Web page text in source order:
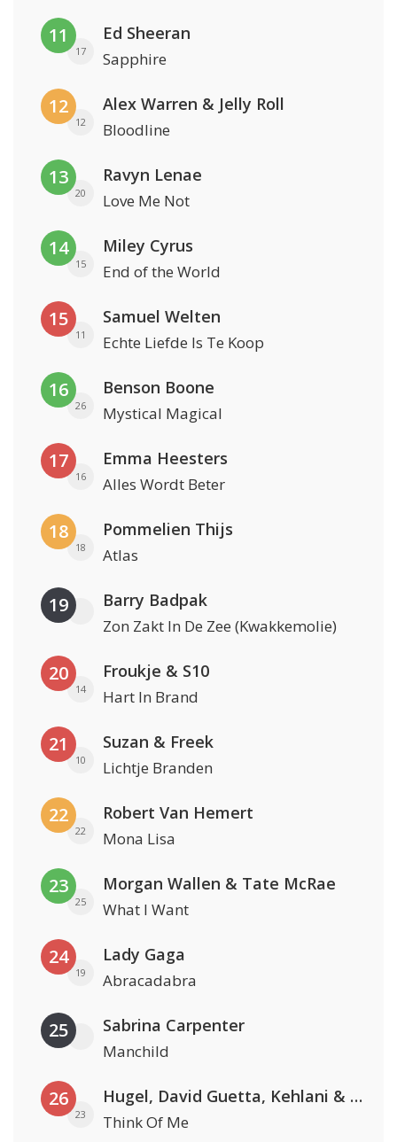
11
17
Ed Sheeran
Sapphire
12
12
Alex Warren & Jelly Roll
Bloodline
13
20
Ravyn Lenae
Love Me Not
14
15
Miley Cyrus
End of the World
15
11
Samuel Welten
Echte Liefde Is Te Koop
16
26
Benson Boone
Mystical Magical
17
16
Emma Heesters
Alles Wordt Beter
18
18
Pommelien Thijs
Atlas
19 Barry Badpak
Zon Zakt In De Zee (Kwakkemolie)
20
14
Froukje & S10
Hart In Brand
21
10
Suzan & Freek
Lichtje Branden
22
22
Robert Van Hemert
Mona Lisa
23
25
Morgan Wallen & Tate McRae
What I Want
24
19
Lady Gaga
Abracadabra
25 Sabrina Carpenter
Manchild
26
23
Hugel, David Guetta, Kehlani & Daecolm
Think Of Me